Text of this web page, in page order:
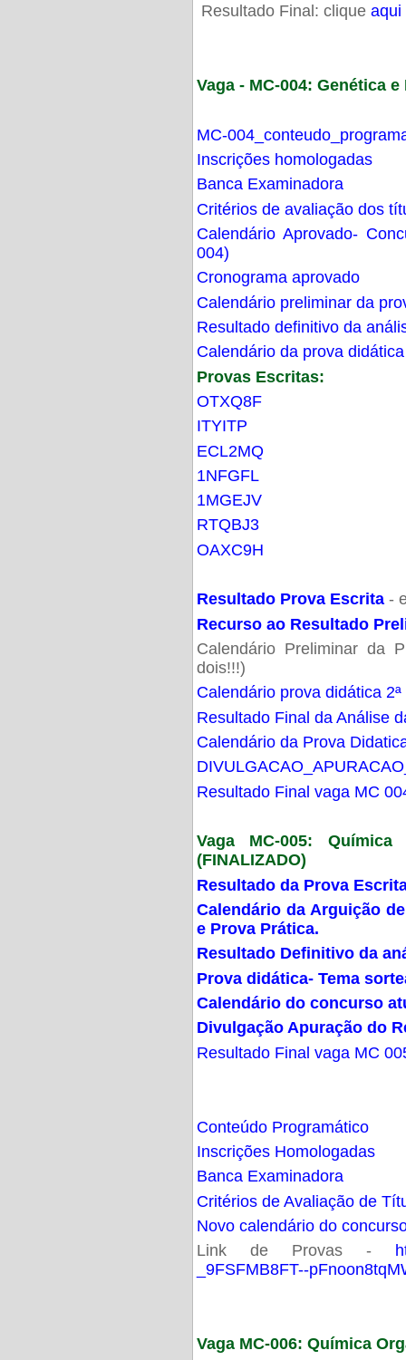
Resultado Final: clique aqui
Vaga - MC-004: Genética
MC-
Inscrições homologadas
Banca Examinadora
Critérios de avaliação dos
Calendário Aprovado-
004)
Cronograma aprovado
Calendário preliminar da
Resultado definitivo da
Calendário da prova didática
Provas Escritas:
OTXQ8F
ITYITP
ECL2MQ
1NFGFL
1MGEJV
RTQBJ3
OAXC9H
Resultado Prova Escrita -
Recurso ao Resultado
Calendário Preliminar da
dois!!!)
Calendário prova didática
Resultado Final da Análise
Calendário da Prova
Resultado Final vaga MC
Vaga MC-005:
(FINALIZADO)
Resultado da Prova
Calendário da Arguição
e Prova Prática.
Resultado Definitivo da
Prova didática- Tema
Calendário do concurso
Divulgação Apuração do
Resultado Final vaga MC
Conteúdo Programático
Inscrições Homologadas
Banca Examinadora
Critérios de Avaliação de
Novo calendário do
Link de Provas -
_9FSFMB8FT--
Vaga MC-006: Química